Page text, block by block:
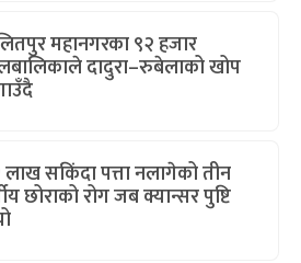
महानगरका ९२ हजार
दादुरा–रुबेलाको खोप
सकिंदा पत्ता नलागेको तीन
छोराको रोग जब क्यान्सर पुष्टि